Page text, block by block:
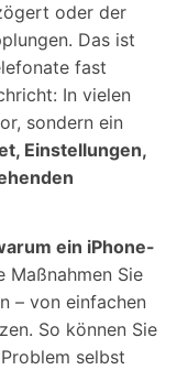
oder der
Das ist
fast
In vielen
sondern ein
Einstellungen,
ein iPhone-
Maßnahmen Sie
– von einfachen
So können Sie
selbst